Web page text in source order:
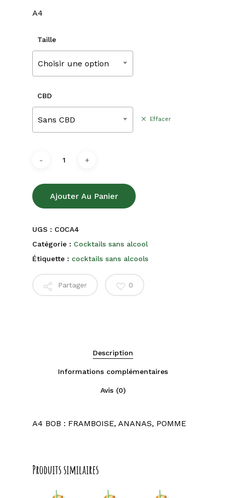
A4
Taille
Choisir une option
CBD
Sans CBD Effacer
Ajouter Au Panier
UGS : COCA4
Catégorie : Cocktails sans alcool
Étiquette : cocktails sans alcools
Partager 0
Description
Informations complémentaires
Avis (0)
A4 BOB : FRAMBOISE, ANANAS, POMME
Produits similaires